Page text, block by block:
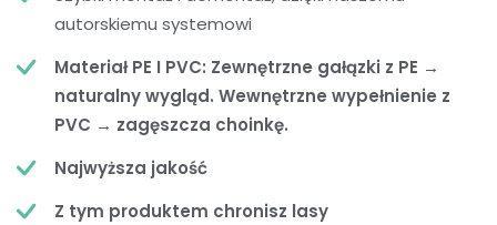
autorskiemu systemowi
Materiał PE I PVC: Zewnętrzne gałązki z PE →
naturalny wygląd. Wewnętrzne wypełnienie z
PVC → zagęszcza choinkę.
Najwyższa jakość
Z tym produktem chronisz lasy